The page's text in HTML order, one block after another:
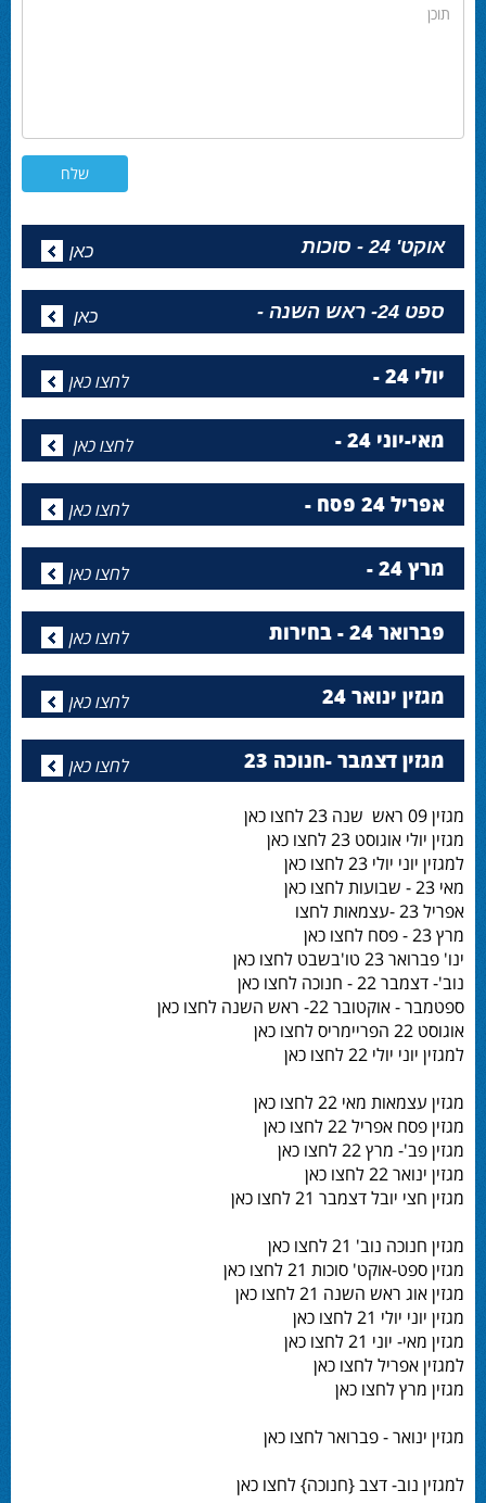
תוכן
אוקט' 24 - סוכות כאן
ספט 24- ראש השנה - כאן
יולי 24 - לחצו כאן
מאי-יוני 24 - לחצו כאן
אפריל 24 פסח - לחצו כאן
מרץ 24 - לחצו כאן
פברואר 24 - בחירות לחצו כאן
מגזין ינואר 24 לחצו כאן
מגזין דצמבר -חנוכה 23 לחצו כאן
מגזין 09 ראש שנה 23 לחצו כאן
מגזין יולי אוגוסט 23 לחצו כאן
למגזין יוני יולי 23 לחצו כאן
מאי 23 - שבועות לחצו כאן
אפריל 23 -עצמאות לחצו
מרץ 23 - פסח לחצו כאן
ינו' פברואר 23 טו'בשבט לחצו כאן
נוב'- דצמבר 22 - חנוכה לחצו כאן
ספטמבר - אוקטובר 22- ראש השנה לחצו כאן
אוגוסט 22 הפריימריס לחצו כאן
למגזין יוני יולי 22 לחצו כאן
מגזין עצמאות מאי 22 לחצו כאן
מגזין פסח אפריל 22 לחצו כאן
מגזין פב'- מרץ 22 לחצו כאן
מגזין ינואר 22 לחצו כאן
מגזין חצי יובל דצמבר 21 לחצו כאן
מגזין חנוכה נוב' 21 לחצו כאן
מגזין ספט-אוקט' סוכות 21 לחצו כאן
מגזין אוג ראש השנה 21 לחצו כאן
מגזין יוני יולי 21 לחצו כאן
מגזין מאי- יוני 21 לחצו כאן
למגזין אפריל לחצו כאן
מגזין מרץ לחצו כאן
מגזין ינואר - פברואר לחצו כאן
למגזין נוב- דצב {חנוכה} לחצו כאן